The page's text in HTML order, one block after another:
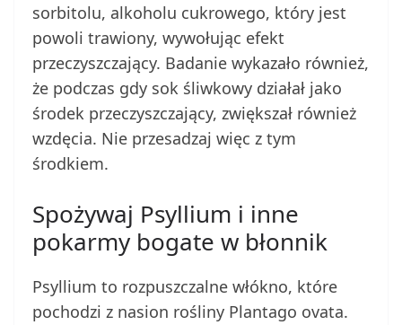
sorbitolu, alkoholu cukrowego, który jest
powoli trawiony, wywołując efekt
przeczyszczający. Badanie wykazało również,
że podczas gdy sok śliwkowy działał jako
środek przeczyszczający, zwiększał również
wzdęcia. Nie przesadzaj więc z tym
środkiem.
Spożywaj Psyllium i inne
pokarmy bogate w błonnik
Psyllium to rozpuszczalne włókno, które
pochodzi z nasion rośliny Plantago ovata.